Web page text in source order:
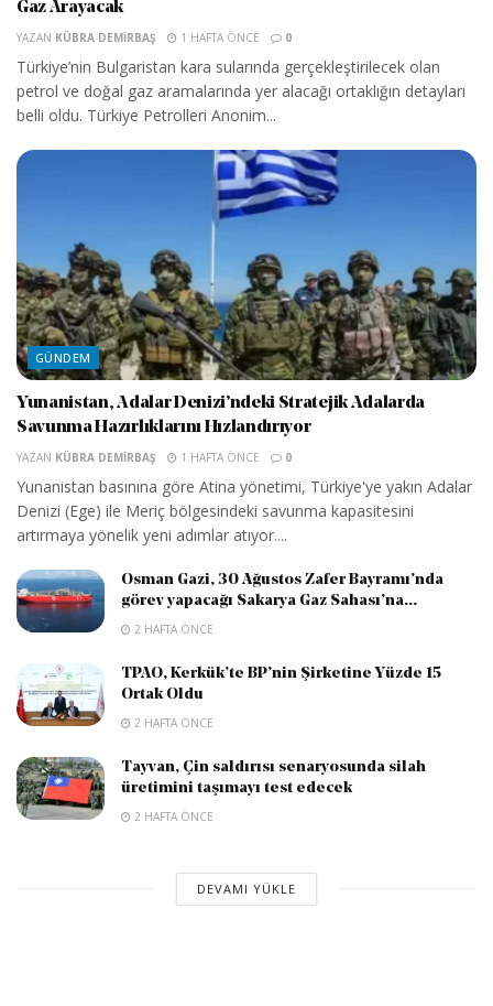
Gaz Arayacak
YAZAN KÜBRA DEMIRBAŞ 1 HAFTA ÖNCE 0
Türkiye’nin Bulgaristan kara sularında gerçekleştirilecek olan
petrol ve doğal gaz aramalarında yer alacağı ortaklığın detayları
belli oldu. Türkiye Petrolleri Anonim...
GÜNDEM
Yunanistan, Adalar Denizi’ndeki Stratejik Adalarda
Savunma Hazırlıklarını Hızlandırıyor
YAZAN KÜBRA DEMIRBAŞ 1 HAFTA ÖNCE 0
Yunanistan basınına göre Atina yönetimi, Türkiye'ye yakın Adalar
Denizi (Ege) ile Meriç bölgesindeki savunma kapasitesini
artırmaya yönelik yeni adımlar atıyor....
Osman Gazi, 30 Ağustos Zafer Bayramı’nda
görev yapacağı Sakarya Gaz Sahası’na...
2 HAFTA ÖNCE
TPAO, Kerkük’te BP’nin Şirketine Yüzde 15
Ortak Oldu
2 HAFTA ÖNCE
Tayvan, Çin saldırısı senaryosunda silah
üretimini taşımayı test edecek
2 HAFTA ÖNCE
DEVAMI YÜKLE